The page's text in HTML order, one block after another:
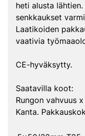
heti alusta
senkkaukset
Laatikoiden
vaativia
CE-hyväksytty.
Saatavilla koot:
Rungon vahvuus
Kanta.